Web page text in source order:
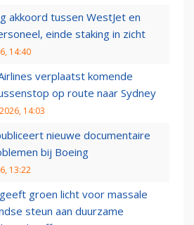
akkoord tussen WestJet en
einde staking in zicht
14:40
verplaatst komende
op route naar Sydney
14:03
nieuwe documentaire
bij Boeing
13:22
groen licht voor massale
steun aan duurzame